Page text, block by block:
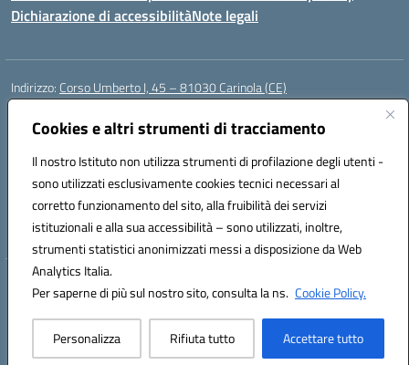
Cookies e altri strumenti di tracciamento
Il nostro Istituto non utilizza strumenti di profilazione degli utenti -
sono utilizzati esclusivamente cookies tecnici necessari al
corretto funzionamento del sito, alla fruibilità dei servizi
istituzionali e alla sua accessibilità – sono utilizzati, inoltre,
strumenti statistici anonimizzati messi a disposizione da Web
Analytics Italia.
Per saperne di più sul nostro sito, consulta la ns. Cookie Policy.
Personalizza Rifiuta tutto Accettare tutto
Dichiarazione di accessibilitàNote legali
Indirizzo: Corso Umberto I, 45 – 81030 Carinola (CE)
Centralino:
Posta elettronica certificata (PEC):ceic88700p@pec.istruzione.it
Codice fiscale: 95014250617
Codice meccanografico:CEIC88700P
Codice Indice delle Pubbliche Amministrazioni (IPA): istsc_ceic88700p
Codice unico di fatturazione (CUF): UFBPW4
Hosting & Powered by 3D Solution S.r.l.
Concept & Design by Designers Italia